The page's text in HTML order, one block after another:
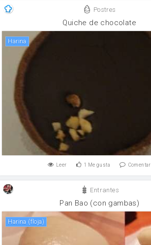
Postres
Quiche de chocolate
harina
Leer 1 Me gusta Comentar
Entrantes
Pan Bao (con gambas)
Harina (floja)